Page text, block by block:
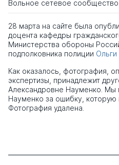
Вольное сетевое
28 марта на сайте была
доцента кафедры
Министерства обороны
подполковника полиции
Как оказалось, фотография,
экспертизы, принадлежит
Александровне Науменко. Мы
Науменко за ошибку,
Фотография удалена.